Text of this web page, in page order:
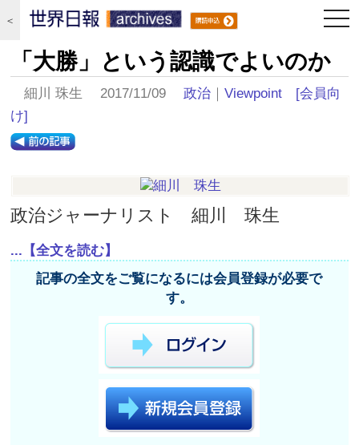
＜
「大勝」という認識でよいのか
細川 珠生 2017/11/09政治 ｜Viewpoint
[会員向
け]
政治ジャーナリスト 細川 珠生
...【全文を読む】
記事の全文をご覧になるには会員登録が必要で
す。